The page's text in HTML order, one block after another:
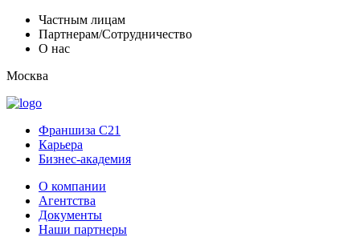
Частным лицам
Партнерам/Сотрудничество
О нас
Москва
Франшиза C21
Карьера
Бизнес-академия
О компании
Агентства
Документы
Наши партнеры